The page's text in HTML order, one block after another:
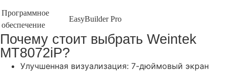
Программное
обеспечение
EasyBuilder Pro
Почему стоит выбрать Weintek
MT8072iP?
Улучшенная визуализация: 7-дюймовый экран